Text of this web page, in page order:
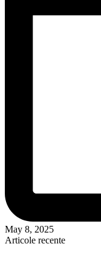
May 8, 2025
Articole recente